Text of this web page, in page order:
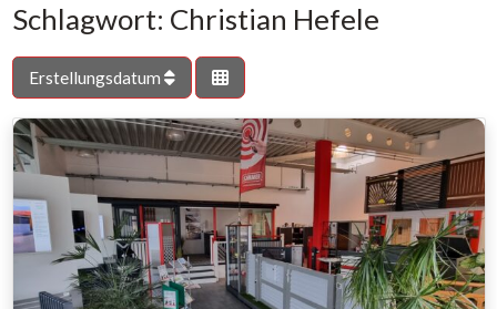
Schlagwort: Christian Hefele
Erstellungsdatum